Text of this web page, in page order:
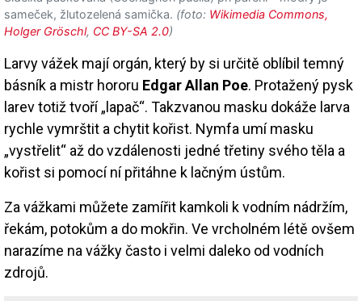
sameček, žlutozelená samička. (foto: Wikimedia Commons,
Holger Gröschl, CC BY-SA 2.0)
Larvy vážek mají orgán, který by si určitě oblíbil temný
básník a mistr hororu Edgar Allan Poe. Protažený pysk
larev totiž tvoří „lapač“. Takzvanou masku dokáže larva
rychle vymrštit a chytit kořist. Nymfa umí masku
„vystřelit“ až do vzdálenosti jedné třetiny svého těla a
kořist si pomocí ní přitáhne k lačným ústům.
Za vážkami můžete zamířit kamkoli k vodním nádržím,
řekám, potokům a do mokřin. Ve vrcholném létě ovšem
narazíme na vážky často i velmi daleko od vodních
zdrojů.